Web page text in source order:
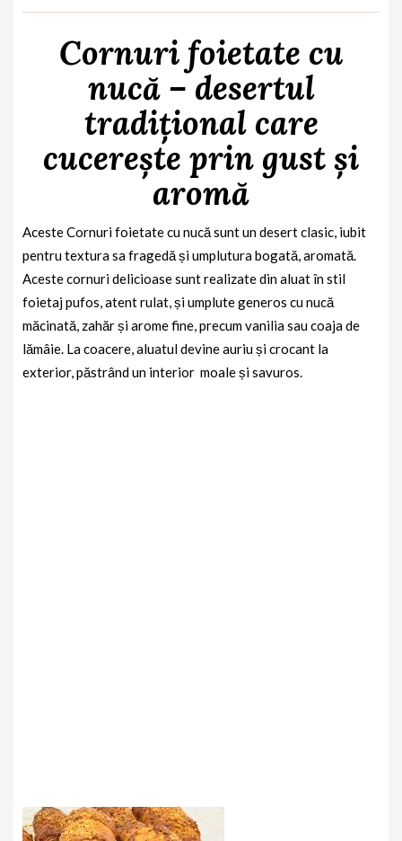
Cornuri foietate cu
nucă – desertul
tradițional care
cucerește prin gust și
aromă
Aceste Cornuri foietate cu nucă sunt un desert clasic, iubit
pentru textura sa fragedă și umplutura bogată, aromată.
Aceste cornuri delicioase sunt realizate din aluat în stil
foietaj pufos, atent rulat, și umplute generos cu nucă
măcinată, zahăr și arome fine, precum vanilia sau coaja de
lămâie. La coacere, aluatul devine auriu și crocant la
exterior, păstrând un interior moale și savuros.